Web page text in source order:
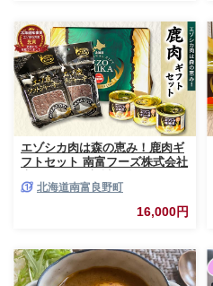
エゾシカ肉は森の恵み！鹿肉ギ
フトセット 南富フーズ株式会社
北海道 南富良野町 エゾシカ 缶
詰 セット 詰合せ 贈り物 ギフト
北海道南富良野町
16,000円